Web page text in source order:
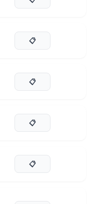
📋
📋
📋
📋